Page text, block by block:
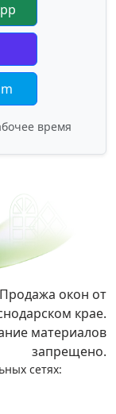
время
окон от
крае.
материалов
запрещено.
сетях: